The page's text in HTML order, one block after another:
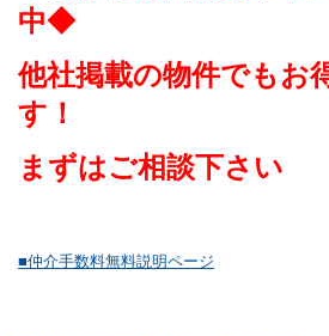
中◆
他社掲載の物件でもお
す！
まずはご相談下さい
■仲介手数料無料説明ページ